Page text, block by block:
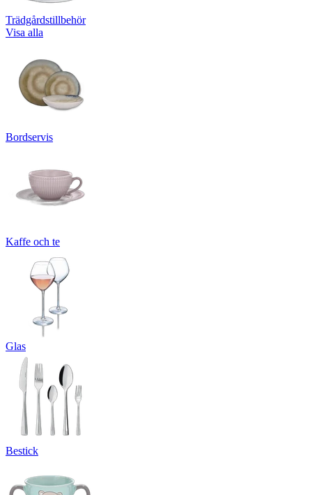
Trädgårdstillbehör
Visa alla
Bordservis
Kaffe och te
Glas
Bestick